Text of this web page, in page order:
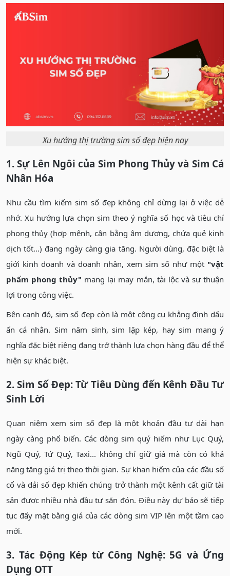
Xu hướng thị trường sim số đẹp hiện nay
1. Sự Lên Ngôi của Sim Phong Thủy và Sim Cá
Nhân Hóa
Nhu cầu tìm kiếm sim số đẹp không chỉ dừng lại ở việc dễ
nhớ. Xu hướng lựa chọn sim theo ý nghĩa số học và tiêu chí
phong thủy (hợp mệnh, cân bằng âm dương, chứa quẻ kinh
dịch tốt...) đang ngày càng gia tăng. Người dùng, đặc biệt là
giới kinh doanh và doanh nhân, xem sim số như một "vật
phẩm phong thủy" mang lại may mắn, tài lộc và sự thuận
lợi trong công việc.
Bên cạnh đó, sim số đẹp còn là một công cụ khẳng định dấu
ấn cá nhân. Sim năm sinh, sim lặp kép, hay sim mang ý
nghĩa đặc biệt riêng đang trở thành lựa chọn hàng đầu để thể
hiện sự khác biệt.
2. Sim Số Đẹp: Từ Tiêu Dùng đến Kênh Đầu Tư
Sinh Lời
Quan niệm xem sim số đẹp là một khoản đầu tư dài hạn
ngày càng phổ biến. Các dòng sim quý hiếm như Lục Quý,
Ngũ Quý, Tứ Quý, Taxi... không chỉ giữ giá mà còn có khả
năng tăng giá trị theo thời gian. Sự khan hiếm của các đầu số
cổ và dải số đẹp khiến chúng trở thành một kênh cất giữ tài
sản được nhiều nhà đầu tư săn đón. Điều này dự báo sẽ tiếp
tục đẩy mặt bằng giá của các dòng sim VIP lên một tầm cao
mới.
3. Tác Động Kép từ Công Nghệ: 5G và Ứng
Dụng OTT